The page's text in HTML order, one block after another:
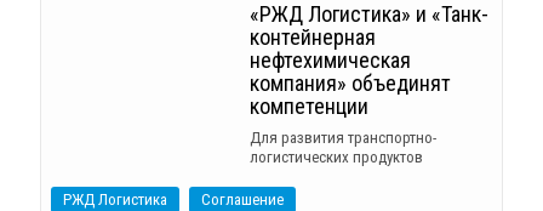
«РЖД Логистика» и «Танк-
контейнерная
нефтехимическая
компания» объединят
компетенции
Для развития транспортно-
логистических продуктов
РЖД Логистика
Соглашение